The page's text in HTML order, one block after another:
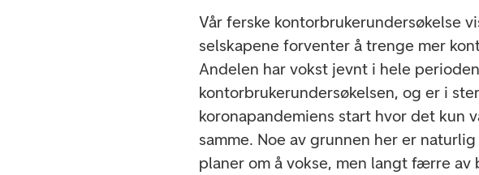
Vår ferske kontorbrukerundersøkelse
selskapene forventer å trenge mer
Andelen har vokst jevnt i hele
kontorbrukerundersøkelsen, og er i
koronapandemiens start hvor det kun
samme. Noe av grunnen her er
planer om å vokse, men langt færre